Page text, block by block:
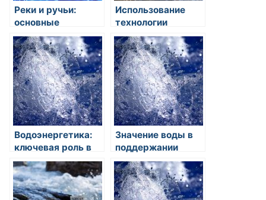
Реки и ручьи:
основные
источники пресной
воды на планете
Использование
технологии
обратного осмоса
при очистке воды
Водоэнергетика:
ключевая роль в
устойчивом
развитии
Значение воды в
поддержании
биологического
разнообразия